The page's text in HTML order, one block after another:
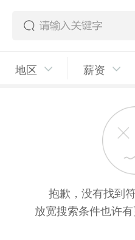
地区 薪资
抱歉，没有找到
放宽搜索条件也许